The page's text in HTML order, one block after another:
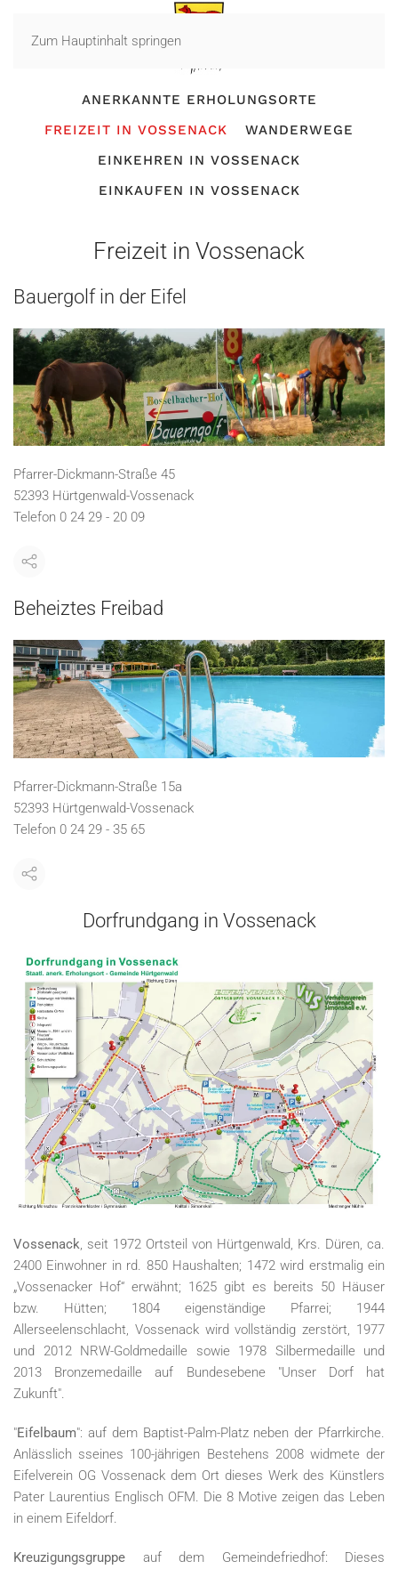
Zum Hauptinhalt springen
ANERKANNTE ERHOLUNGSORTE
FREIZEIT IN VOSSENACK
WANDERWEGE
EINKEHREN IN VOSSENACK
EINKAUFEN IN VOSSENACK
Freizeit in Vossenack
Bauergolf in der Eifel
Pfarrer-Dickmann-Straße 45
52393 Hürtgenwald-Vossenack
Telefon 0 24 29 - 20 09
Beheiztes Freibad
Pfarrer-Dickmann-Straße 15a
52393 Hürtgenwald-Vossenack
Telefon 0 24 29 - 35 65
Dorfrundgang in Vossenack
Vossenack , seit 1972 Ortsteil von Hürtgenwald, Krs. Düren, ca.
2400 Einwohner in rd. 850 Haushalten; 1472 wird erstmalig ein
„Vossenacker Hof“ erwähnt; 1625 gibt es bereits 50 Häuser
bzw. Hütten; 1804 eigenständige Pfarrei; 1944
Allerseelenschlacht, Vossenack wird vollständig zerstört, 1977
und 2012 NRW-Goldmedaille sowie 1978 Silbermedaille und
2013 Bronzemedaille auf Bundesebene "Unser Dorf hat
Zukunft".
"Eifelbaum": auf dem Baptist-Palm-Platz neben der Pfarrkirche.
Anlässlich sseines 100-jährigen Bestehens 2008 widmete der
Eifelverein OG Vossenack dem Ort dieses Werk des Künstlers
Pater Laurentius Englisch OFM. Die 8 Motive zeigen das Leben
in einem Eifeldorf.
Kreuzigungsgruppe auf dem Gemeindefriedhof: Dieses